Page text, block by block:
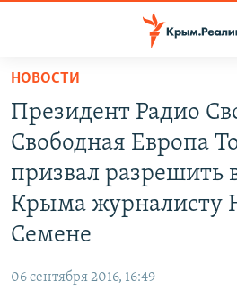
Вернуться
основному
содержанию
главной
навигации
СПЕЦПРОЕКТЫ
ИСТОРИЯ
ЕЩЕ
КАК ОБОЙТИ БЛОКИРОВКУ
НОВОСТИ
Президент Радио
Свободная Европа
призвал разрешить
Крыма журналисту
Семене
06 сентября 2016, 16:49